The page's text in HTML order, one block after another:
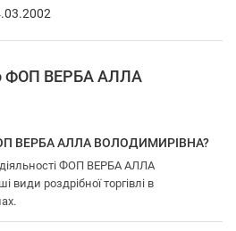
ФОП ВЕРБА АЛЛА
ВЕРБА АЛЛА ВОЛОДИМИРІВНА?
ФОП ВЕРБА АЛЛА
роздрібної торгівлі в